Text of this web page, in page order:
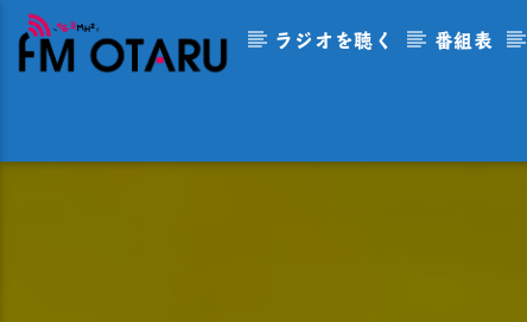
ラジオを聴く 番組表